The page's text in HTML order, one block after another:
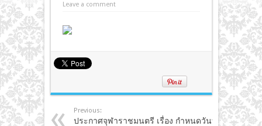
Leave a comment
Previous:
ประกาศจุฬาราชมนตรี เรื่อง กำหนดวันที่